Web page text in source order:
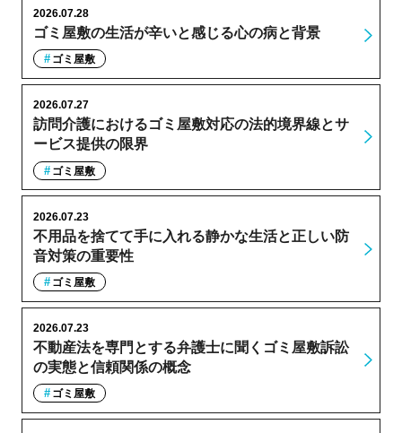
ゴミ屋敷の生活が辛いと感じる心の病と背景
2026.07.28
ゴミ屋敷
訪問介護におけるゴミ屋敷対応の法的境界線とサ
ービス提供の限界
2026.07.27
ゴミ屋敷
不用品を捨てて手に入れる静かな生活と正しい防
音対策の重要性
2026.07.23
ゴミ屋敷
不動産法を専門とする弁護士に聞くゴミ屋敷訴訟
の実態と信頼関係の概念
2026.07.23
ゴミ屋敷